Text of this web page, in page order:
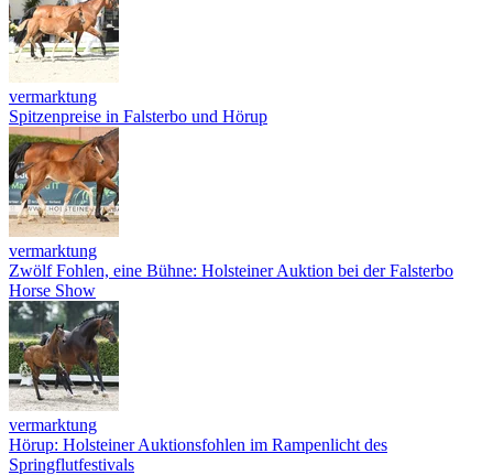
vermarktung
Spitzenpreise in Falsterbo und Hörup
vermarktung
Zwölf Fohlen, eine Bühne: Holsteiner Auktion bei der Falsterbo
Horse Show
vermarktung
Hörup: Holsteiner Auktionsfohlen im Rampenlicht des
Springflutfestivals